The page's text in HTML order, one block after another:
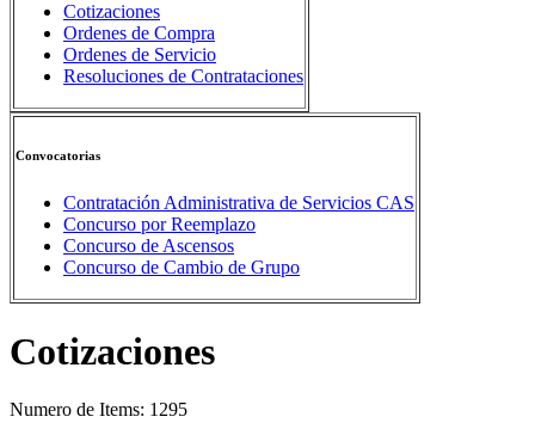
Cotizaciones
Ordenes de Compra
Ordenes de Servicio
Resoluciones de Contrataciones
Convocatorias
Contratación Administrativa de Servicios CAS
Concurso por Reemplazo
Concurso de Ascensos
Concurso de Cambio de Grupo
Cotizaciones
Numero de Items: 1295